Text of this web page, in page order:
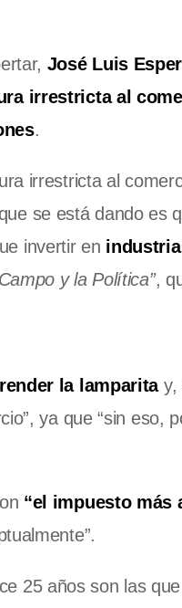
José Luis
irrestricta al
.
irrestricta al
se está dando es
invertir en
y la Política”,
la lamparitay,
ya que “sin eso,
“el impuesto más
25 años son las